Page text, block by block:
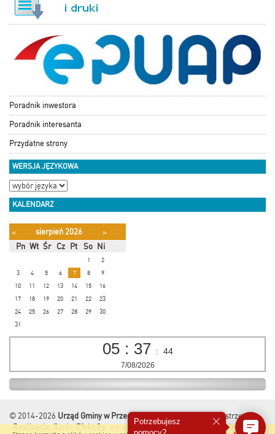
Poradnik inwestora
Poradnik interesanta
Przydatne strony
WERSJA JĘZYKOWA
KALENDARZ
« sierpień 2026
»
Pn Wt Śr Cz Pt So Ni
1
2
3
4 5 6 7 8
9
10
11 12 13 14 15
16
17
18 19 20 21 22
23
24
25 26 27 28 29
30
31
05 : 37 : 45
7/08/2026
© 2014-2026 Urząd Gminy w Przesmykach
Wszelkie Prawa Zastrzeżone.
Realizacja:Szulc-Efekt Sp. z o.o. & www.gmina.pl Marcom Interactive
Potrzebujesz